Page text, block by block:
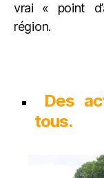
vrai « point
région.
Des
tous.